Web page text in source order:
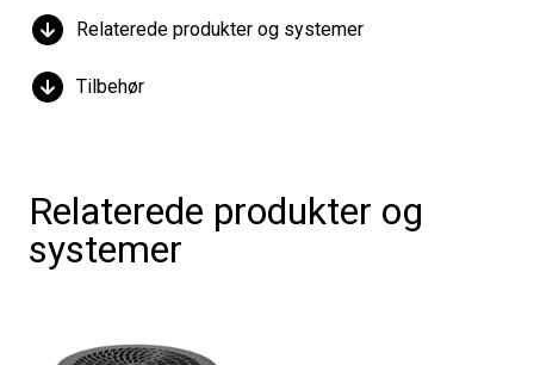
Relaterede produkter og systemer
Tilbehør
Relaterede produkter og
systemer